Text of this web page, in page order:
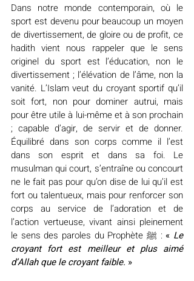
Dans notre monde contemporain, où le
sport est devenu pour beaucoup un moyen
de divertissement, de gloire ou de profit, ce
hadith vient nous rappeler que le sens
originel du sport est l’éducation, non le
divertissement ; l’élévation de l’âme, non la
vanité. L’Islam veut du croyant sportif qu’il
soit fort, non pour dominer autrui, mais
pour être utile à lui-même et à son prochain
; capable d’agir, de servir et de donner.
Équilibré dans son corps comme il l’est
dans son esprit et dans sa foi. Le
musulman qui court, s’entraîne ou concourt
ne le fait pas pour qu’on dise de lui qu’il est
fort ou talentueux, mais pour renforcer son
corps au service de l’adoration et de
l’action vertueuse, vivant ainsi pleinement
le sens des paroles du Prophète ﷺ : « Le
croyant fort est meilleur et plus aimé
d’Allah que le croyant faible. »